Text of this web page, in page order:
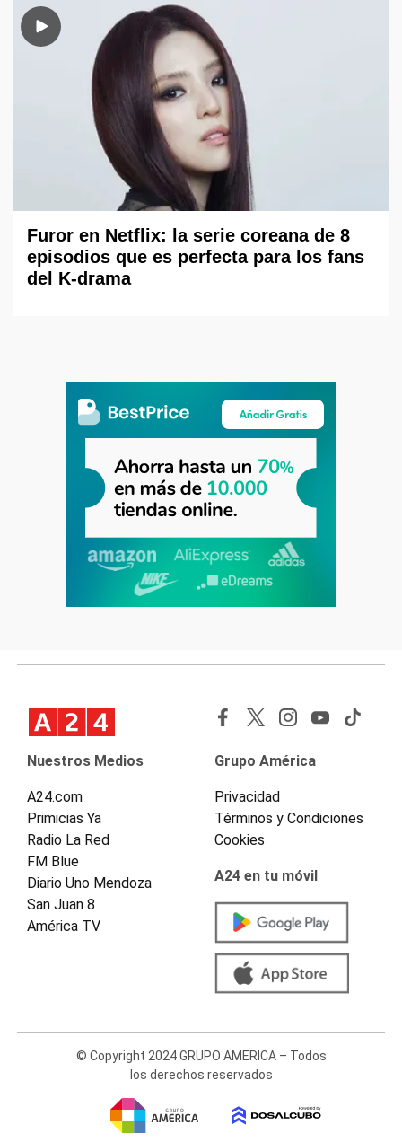
Furor en Netflix: la serie coreana de 8
episodios que es perfecta para los fans
del K-drama
Nuestros Medios
A24.com
Primicias Ya
Radio La Red
FM Blue
Diario Uno Mendoza
San Juan 8
América TV
Grupo América
Privacidad
Términos y Condiciones
Cookies
A24 en tu móvil
© Copyright 2024 GRUPO AMERICA – Todos
los derechos reservados